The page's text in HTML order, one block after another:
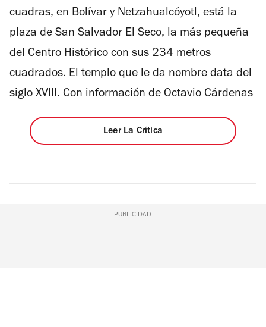
cuadras, en Bolívar y Netzahualcóyotl, está la
plaza de San Salvador El Seco, la más pequeña
del Centro Histórico con sus 234 metros
cuadrados. El templo que le da nombre data del
siglo XVIII. Con información de Octavio Cárdenas
Leer La Crítica
PUBLICIDAD